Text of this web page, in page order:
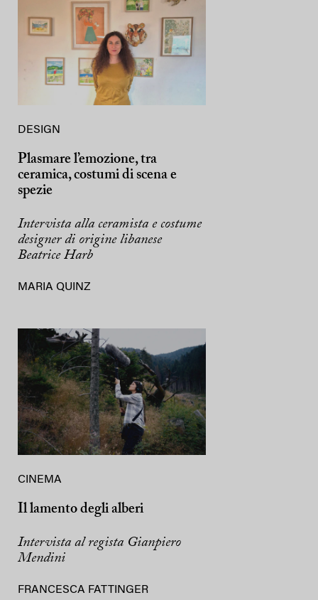
DESIGN
Plasmare l’emozione, tra
ceramica, costumi di scena e
spezie
Intervista alla ceramista e costume
designer di origine libanese
Beatrice Harb
MARIA QUINZ
CINEMA
Il lamento degli alberi
Intervista al regista Gianpiero
Mendini
FRANCESCA FATTINGER